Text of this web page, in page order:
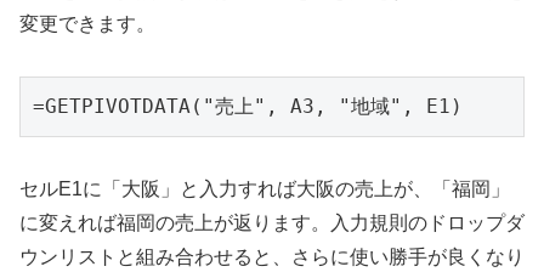
変更できます。
=GETPIVOTDATA("売上", A3, "地域", E1)
セルE1に「大阪」と入力すれば大阪の売上が、「福岡」
に変えれば福岡の売上が返ります。入力規則のドロップダ
ウンリストと組み合わせると、さらに使い勝手が良くなり